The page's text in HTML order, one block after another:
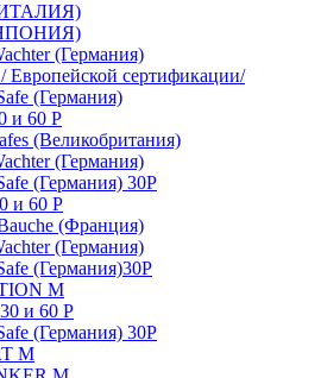
(Германия)
Европейской сертификации/
(Германия)
и 60 P
(Великобритания)
(Германия)
(Германия) 30Р
и 60 P
(Франция)
(Германия)
(Германия)30P
M
и 60 P
(Германия) 30Р
M